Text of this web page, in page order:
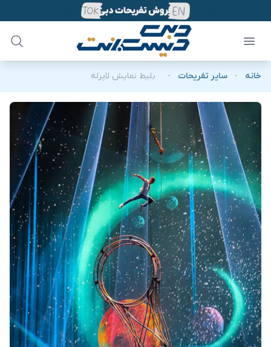
خانه - سایر تفریحات - بلیط نمایش لاپرله